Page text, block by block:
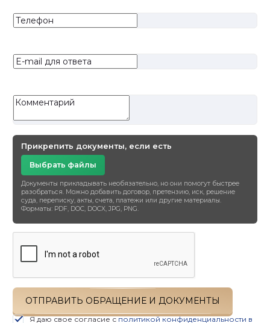
Прикрепить документы, если есть
Выбрать файлы
Документы прикладывать необязательно, но они помогут быстрее
разобраться. Можно добавить договор, претензию, иск, решение
суда, переписку, акты, счета, платежи или другие материалы.
Форматы: PDF, DOC, DOCX, JPG, PNG.
ОТПРАВИТЬ ОБРАЩЕНИЕ И ДОКУМЕНТЫ
Я даю свое согласие сполитикой конфиденциальности в